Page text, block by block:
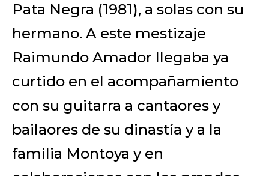
Pata Negra (1981), a solas con su
hermano. A este mestizaje
Raimundo Amador llegaba ya
curtido en el acompañamiento
con su guitarra a cantaores y
bailaores de su dinastía y a la
familia Montoya y en